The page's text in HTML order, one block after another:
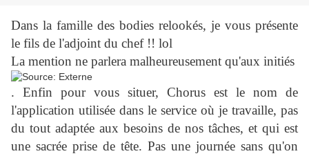
Dans la famille des bodies relookés, je vous présente
le fils de l'adjoint du chef !! lol
La mention ne parlera malheureusement qu'aux initiés
. Enfin pour vous situer, Chorus est le nom de
l'application utilisée dans le service où je travaille, pas
du tout adaptée aux besoins de nos tâches, et qui est
une sacrée prise de tête. Pas une journée sans qu'on